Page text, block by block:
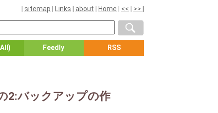
sitemap Links about Home << >>
Feedly RSS
2:バックアップの作